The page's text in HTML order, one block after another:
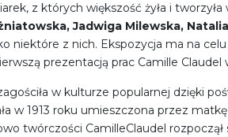
z których większość żyła i
Jadwiga Milewska,
niektóre z nich. Ekspozycja ma na
prezentacją prac Camille Claudel
w kulturze popularnej dzięki
w 1913 roku umieszczona przez
twórczości CamilleClaudel